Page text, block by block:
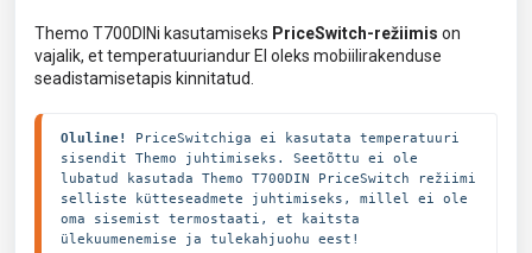
Themo T700DINi kasutamiseks PriceSwitch-režiimis on
vajalik, et temperatuuriandur EI oleks mobiilirakenduse
seadistamisetapis kinnitatud.
Oluline!
PriceSwitchiga ei kasutata temperatuuri
sisendit Themo juhtimiseks. Seetõttu ei ole
lubatud kasutada Themo T700DIN PriceSwitch režiimi
selliste kütteseadmete juhtimiseks, millel ei ole
oma sisemist termostaati, et kaitsta
ülekuumenemise ja tulekahjuohu eest!